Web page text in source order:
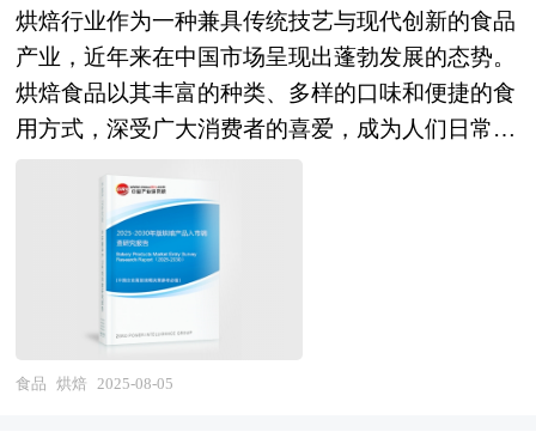
规模潜力正在释放。通过科技赋能实现降本增效，
通过品牌建设提升全球竞争力，中国茶油产业有望
从区域特产升级为国际级健康食品标志性产业，并
为农村振兴与生态经济提供可复制的标杆范式。本
政策制定者和行业参与者提供前瞻性决策参考。
本研究咨询报告由中研普华咨询公司领衔撰写，在
大量周密的市场调研基础上，主要依据了国家统计
局、国家商务部、国家发改委、国家经济信息中
心、国务院发展研究中心、国家海关总署、全国商
业信息中心、中国经济景气监测中心、中国行业研
市场增长注入了新的动力。 本研究咨询报告由中
研普华咨询公司领衔撰写，在大量周密的市场调研
基础上，主要依据了国家统计局、国家商务部、国
家发改委、国家经济信息中心、国务院发展研究中
心、国家海关总署、全国商业信息中心、中国经济
景气监测中心、中国行业研究网、国内外相关报刊
杂志的基础信息以及黑色食材专业研究单位等公布
和提供的大量资料。对我国黑色食材的行业现状、
市场各类经营指标的情况、重点企业状况、区域市
场发展情况等内容进行详细的阐述和深入的分析，
着重对黑色食材业务的发展进行详尽深入的分析，
烘焙行业作为一种兼具传统技艺与现代创新的食品
产业，近年来在中国市场呈现出蓬勃发展的态势。
烘焙食品以其丰富的种类、多样的口味和便捷的食
用方式，深受广大消费者的喜爱，成为人们日常饮
兴的创意糕点、健康烘焙食品，烘焙行业不仅满足
了消费者的味蕾需求，更在文化传承、消费升级、
健康理念等方面展现出强大的生命力和发展潜力。
近年来，中国烘焙行业经历了快速的变革与发展。
一方面，随着消费者生活水平的提高和消费观念的
转变，对烘焙食品的需求从单纯的充饥和满足口
食品 烘焙 2025-08-05